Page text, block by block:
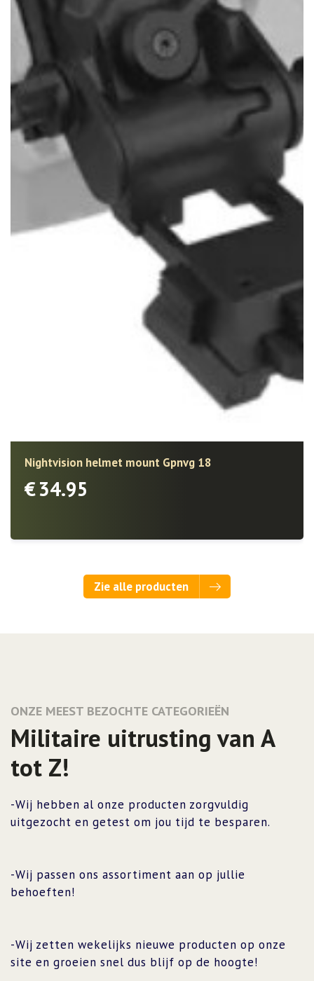
Nightvision helmet mount Gpnvg 18
€34.95
Zie alle producten
ONZE MEEST BEZOCHTE CATEGORIEËN
Militaire uitrusting van A
tot Z!
-Wij hebben al onze producten zorgvuldig
uitgezocht en getest om jou tijd te besparen.
-Wij passen ons assortiment aan op jullie
behoeften!
-Wij zetten wekelijks nieuwe producten op onze
site en groeien snel dus blijf op de hoogte!